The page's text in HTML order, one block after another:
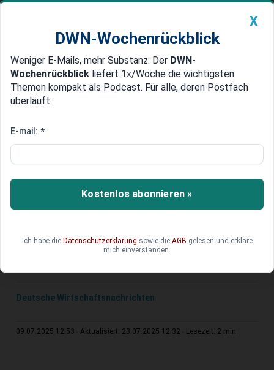
Newsticker MEIN DWN: Geldanlage Premium
Edelmetalle DWN-Magazin China
IT-Sicherheit in der Urlaubszeit:
beginnt für die IT der Ernstfall
Der Sommer beginnt, das Management reist ab –
für Hacker ist das die ideale Gelegenheit. Lesen
Urlaubszeit sorgen.
Deutsche Wirtschaftsnachrichten
09.07.2025 12:53 Aktualisiert: 23.07.2025 12:32 Lesezeit: 2 min
X
DWN-Wochenrückblick
Weniger E-Mails, mehr Substanz: Der DWN-
Wochenrückblick liefert 1x/Woche die wichtigsten
Themen kompakt als Podcast. Für alle, deren Postfach
überläuft.
E-mail: *
Kostenlos abonnieren »
Ich habe die Datenschutzerklärung sowie die AGB gelesen und erkläre
mich einverstanden.